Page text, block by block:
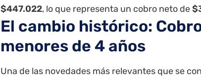
$447.022, lo que representa un cobro neto de
El cambio histórico:
menores de 4 años
Una de las novedades más relevantes que se